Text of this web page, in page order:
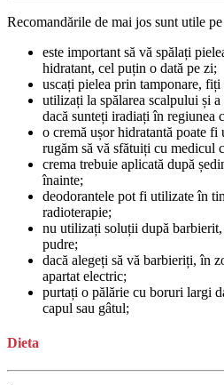
Recomandările de mai jos sunt utile
este important să vă spălați
hidratant, cel puțin o dată pe zi;
uscați pielea prin tamponare,
utilizați la spălarea scalpului și
dacă sunteți iradiați în regiunea
o cremă ușor hidratantă poate
rugăm să vă sfătuiți cu medicul
crema trebuie aplicată după
înainte;
deodorantele pot fi utilizate în
radioterapie;
nu utilizați soluții după
pudre;
dacă alegeți să vă barbieriți, în
apartat electric;
purtați o pălărie cu boruri largi
capul sau gâtul;
Dieta